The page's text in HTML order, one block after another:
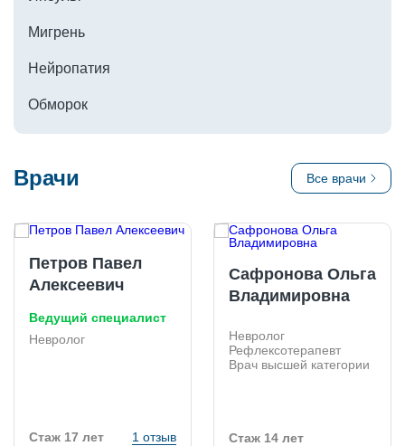
Клиника Доктора Пеля — то самое место, где вы найдете
кому обратиться по возникшему вопросу о вашем здоровье
Мигрень
Нейропатия
Обморок
Врачи Все врачи
Петров Павел
Алексеевич
Ведущий специалист
Невролог
Стаж 17 лет 1 отзыв
Сафронова Ольга
Владимировна
Невролог
Рефлексотерапевт
Врач высшей категории
Стаж 14 лет